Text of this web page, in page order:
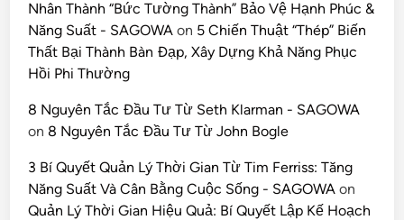
Nhân Thành “Bức Tường Thành” Bảo Vệ Hạnh Phúc &
Năng Suất - SAGOWA on 5 Chiến Thuật “Thép” Biến
Thất Bại Thành Bàn Đạp, Xây Dựng Khả Năng Phục
Hồi Phi Thường
8 Nguyên Tắc Đầu Tư Từ Seth Klarman - SAGOWA
on 8 Nguyên Tắc Đầu Tư Từ John Bogle
3 Bí Quyết Quản Lý Thời Gian Từ Tim Ferriss: Tăng
Năng Suất Và Cân Bằng Cuộc Sống - SAGOWA on
Quản Lý Thời Gian Hiệu Quả: Bí Quyết Lập Kế Hoạch